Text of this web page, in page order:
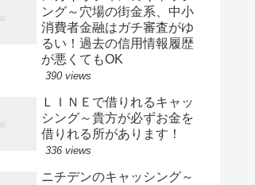
ング～穴場の街金系、中小
消費者金融はガチ審査がゆ
るい！過去の信用情報履歴
が悪くてもOK
390 views
ＬＩＮＥで借りれるキャッ
シング～貴方が必ずお金を
借りれる所があります！
336 views
ニチデンのキャッシング～